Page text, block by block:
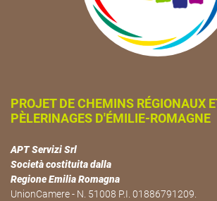
PROJET DE CHEMINS RÉGIONAUX
PÈLERINAGES D'ÉMILIE-ROMAGNE
APT Servizi Srl
Società costituita dalla
Regione Emilia Romagna
UnionCamere - N. 51008 P.I. 01886791209.